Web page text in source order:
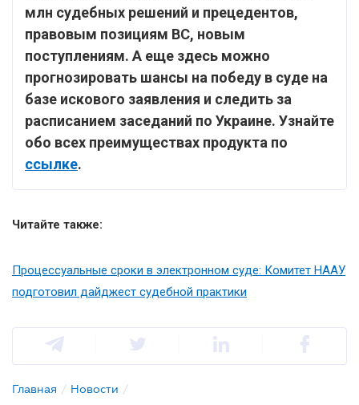
млн судебных решений и прецедентов,
правовым позициям ВС, новым
поступлениям. А еще здесь можно
прогнозировать шансы на победу в суде на
базе искового заявления и следить за
расписанием заседаний по Украине. Узнайте
обо всех преимуществах продукта по
ссылке.
Читайте также:
Процессуальные сроки в электронном суде: Комитет НААУ
подготовил дайджест судебной практики
Главная / Новости /